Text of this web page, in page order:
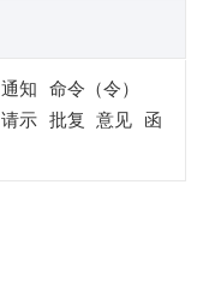
通知
命令（令）
请示 批复 意见
函